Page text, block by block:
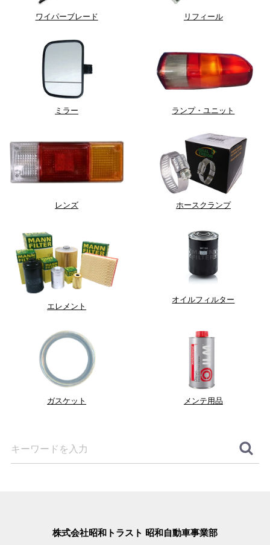
ワイパーブレード リフィール
ミラー ランプ・ユニット
レンズ ホースクランプ
エレメント
オイルフィルター
ガスケット メンテ用品
株式会社昭和トラスト 昭和自動車事業部